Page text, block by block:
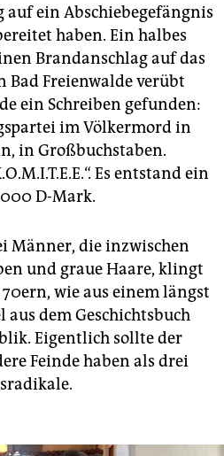
auf ein Abschiebegefängnis
haben. Ein halbes
Brandanschlag auf das
Bad Freienwalde verübt
ein Schreiben gefunden:
im Völkermord in
in Großbuchstaben.
Es entstand ein
D-Mark.
Männer, die inzwischen
und graue Haare, klingt
wie aus einem längst
aus dem Geschichtsbuch
Eigentlich sollte der
Feinde haben als drei